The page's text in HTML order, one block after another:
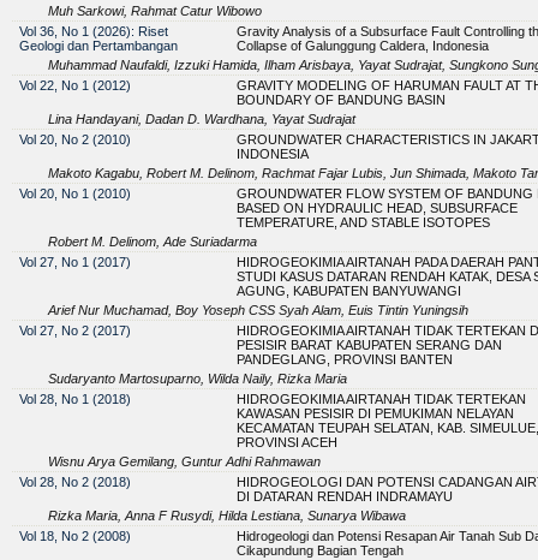
Muh Sarkowi, Rahmat Catur Wibowo
Vol 36, No 1 (2026): Riset
Geologi dan Pertambangan
Gravity Analysis of a Subsurface Fault Controlling
Collapse of Galunggung Caldera, Indonesia
Muhammad Naufaldi, Izzuki Hamida, Ilham Arisbaya, Yayat Sudrajat, Sungkono
Vol 22, No 1 (2012)
GRAVITY MODELING OF HARUMAN FAULT AT
BOUNDARY OF BANDUNG BASIN
Lina Handayani, Dadan D. Wardhana, Yayat Sudrajat
Vol 20, No 2 (2010)
GROUNDWATER CHARACTERISTICS IN
INDONESIA
Makoto Kagabu, Robert M. Delinom, Rachmat Fajar Lubis, Jun Shimada, Makoto
Vol 20, No 1 (2010)
GROUNDWATER FLOW SYSTEM OF BANDUNG
BASED ON HYDRAULIC HEAD, SUBSURFACE
TEMPERATURE, AND STABLE ISOTOPES
Robert M. Delinom, Ade Suriadarma
Vol 27, No 1 (2017)
HIDROGEOKIMIA AIRTANAH PADA DAERAH
STUDI KASUS DATARAN RENDAH KATAK, DESA
AGUNG, KABUPATEN BANYUWANGI
Arief Nur Muchamad, Boy Yoseph CSS Syah Alam, Euis Tintin Yuningsih
Vol 27, No 2 (2017)
HIDROGEOKIMIA AIRTANAH TIDAK TERTEKAN
PESISIR BARAT KABUPATEN SERANG DAN
PANDEGLANG, PROVINSI BANTEN
Sudaryanto Martosuparno, Wilda Naily, Rizka Maria
Vol 28, No 1 (2018)
HIDROGEOKIMIA AIRTANAH TIDAK TERTEKAN
KAWASAN PESISIR DI PEMUKIMAN NELAYAN
KECAMATAN TEUPAH SELATAN, KAB. SIMEULUE,
PROVINSI ACEH
Wisnu Arya Gemilang, Guntur Adhi Rahmawan
Vol 28, No 2 (2018)
HIDROGEOLOGI DAN POTENSI CADANGAN
DI DATARAN RENDAH INDRAMAYU
Rizka Maria, Anna F Rusydi, Hilda Lestiana, Sunarya Wibawa
Vol 18, No 2 (2008)
Hidrogeologi dan Potensi Resapan Air Tanah Sub
Cikapundung Bagian Tengah